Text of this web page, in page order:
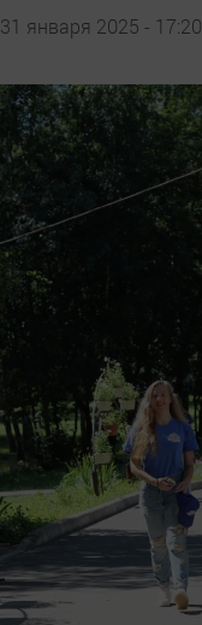
31 января 2025 - 17:20